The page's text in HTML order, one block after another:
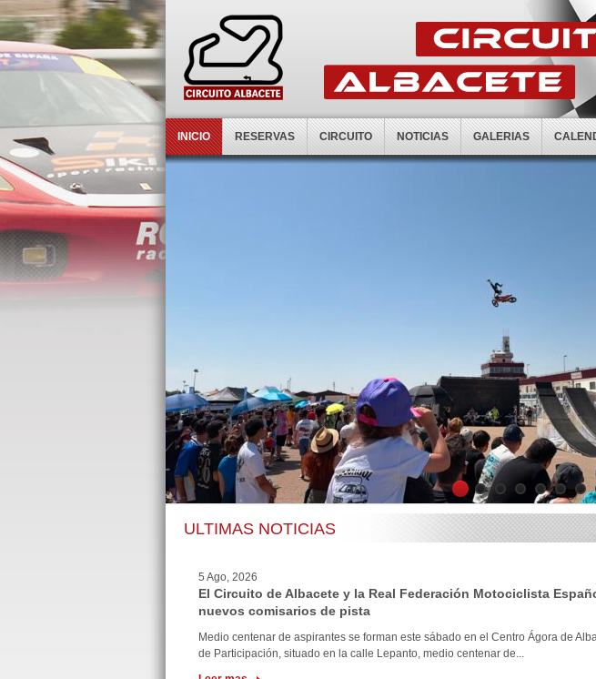
INICIO RESERVAS CIRCUITO NOTICIAS GALERIAS
1 2 3 4 5 6 7
ULTIMAS NOTICIAS
5 Ago, 2026
El Circuito de Albacete y la Real Federación Motociclista
nuevos comisarios de pista
Medio centenar de aspirantes se forman este sábado en el Centro Ágora de
de Participación, situado en la calle Lepanto, medio centenar de...